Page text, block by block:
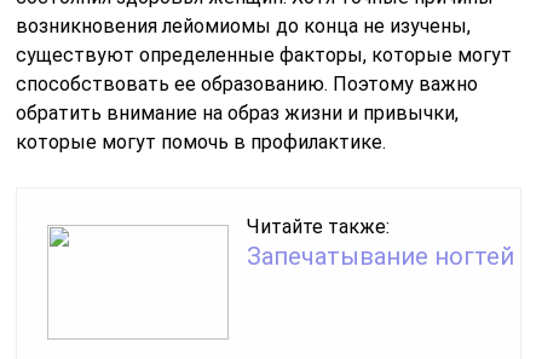
возникновения лейомиомы до конца не изучены,
существуют определенные факторы, которые могут
способствовать ее образованию. Поэтому важно
обратить внимание на образ жизни и привычки,
которые могут помочь в профилактике.
Читайте также:
Запечатывание ногтей